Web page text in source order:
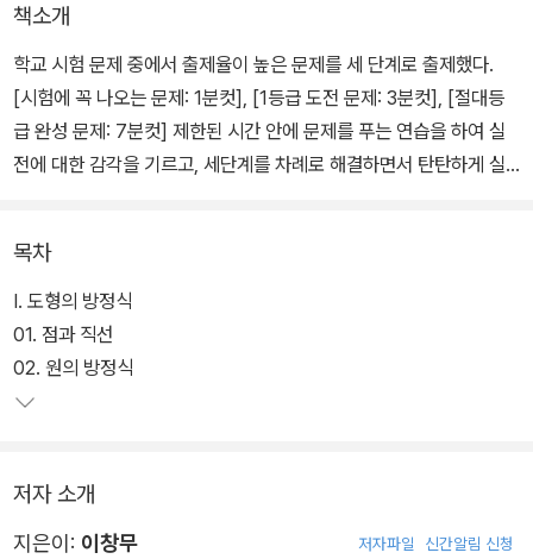
책소개
학교 시험 문제 중에서 출제율이 높은 문제를 세 단계로 출제했다.
[시험에 꼭 나오는 문제: 1분컷], [1등급 도전 문제: 3분컷], [절대등
급 완성 문제: 7분컷] 제한된 시간 안에 문제를 푸는 연습을 하여 실
전에 대한 감각을 기르고, 세단계를 차례로 해결하면서 탄탄하게 실
력을 기를 수 있는 문제들로 구성되어 있다.
목차
Ⅰ. 도형의 방정식
01. 점과 직선
02. 원의 방정식
저자 소개
지은이: 이창무 저자파일 신간알림 신청